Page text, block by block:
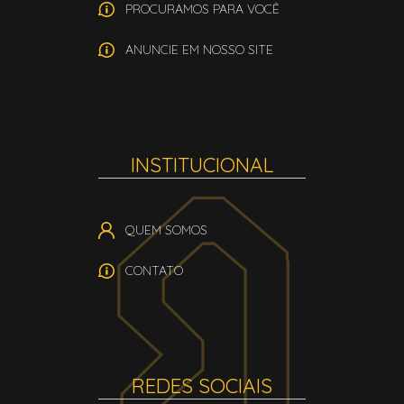
PROCURAMOS PARA VOCÊ
ANUNCIE EM NOSSO SITE
INSTITUCIONAL
QUEM SOMOS
CONTATO
REDES SOCIAIS